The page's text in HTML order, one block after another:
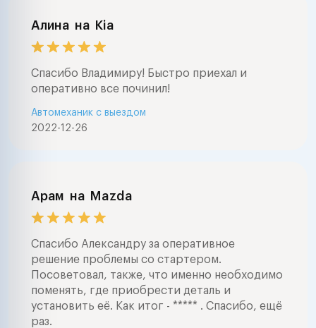
Алина на Kia
Спасибо Владимиру! Быстро приехал и
оперативно все починил!
2022-12-26
Автомеханик с выездом
Арам на Mazda
Спасибо Александру за оперативное
решение проблемы со стартером.
Посоветовал, также, что именно необходимо
поменять, где приобрести деталь и
установить её. Как итог - ***** . Спасибо, ещё
раз.